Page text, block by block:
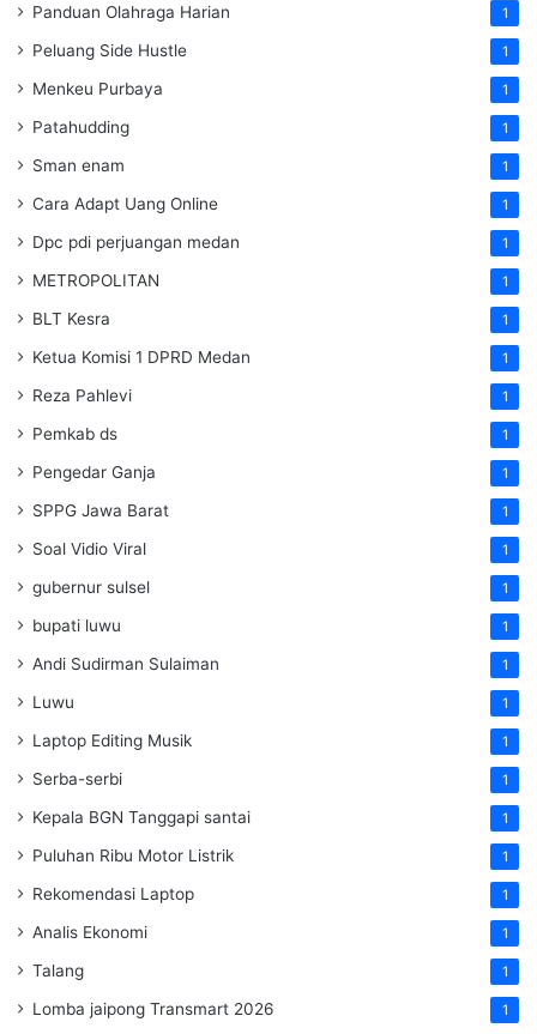
Panduan Olahraga Harian 1
Peluang Side Hustle 1
Menkeu Purbaya 1
Patahudding 1
Sman enam 1
Cara Adapt Uang Online 1
Dpc pdi perjuangan medan 1
METROPOLITAN 1
BLT Kesra 1
Ketua Komisi 1 DPRD Medan 1
Reza Pahlevi 1
Pemkab ds 1
Pengedar Ganja 1
SPPG Jawa Barat 1
Soal Vidio Viral 1
gubernur sulsel 1
bupati luwu 1
Andi Sudirman Sulaiman 1
Luwu 1
Laptop Editing Musik 1
Serba-serbi 1
Kepala BGN Tanggapi santai 1
Puluhan Ribu Motor Listrik 1
Rekomendasi Laptop 1
Analis Ekonomi 1
Talang 1
Lomba jaipong Transmart 2026 1